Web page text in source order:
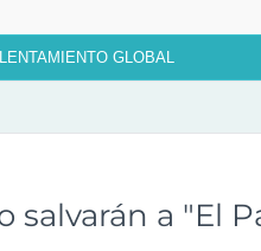
GLOBAL
a "El